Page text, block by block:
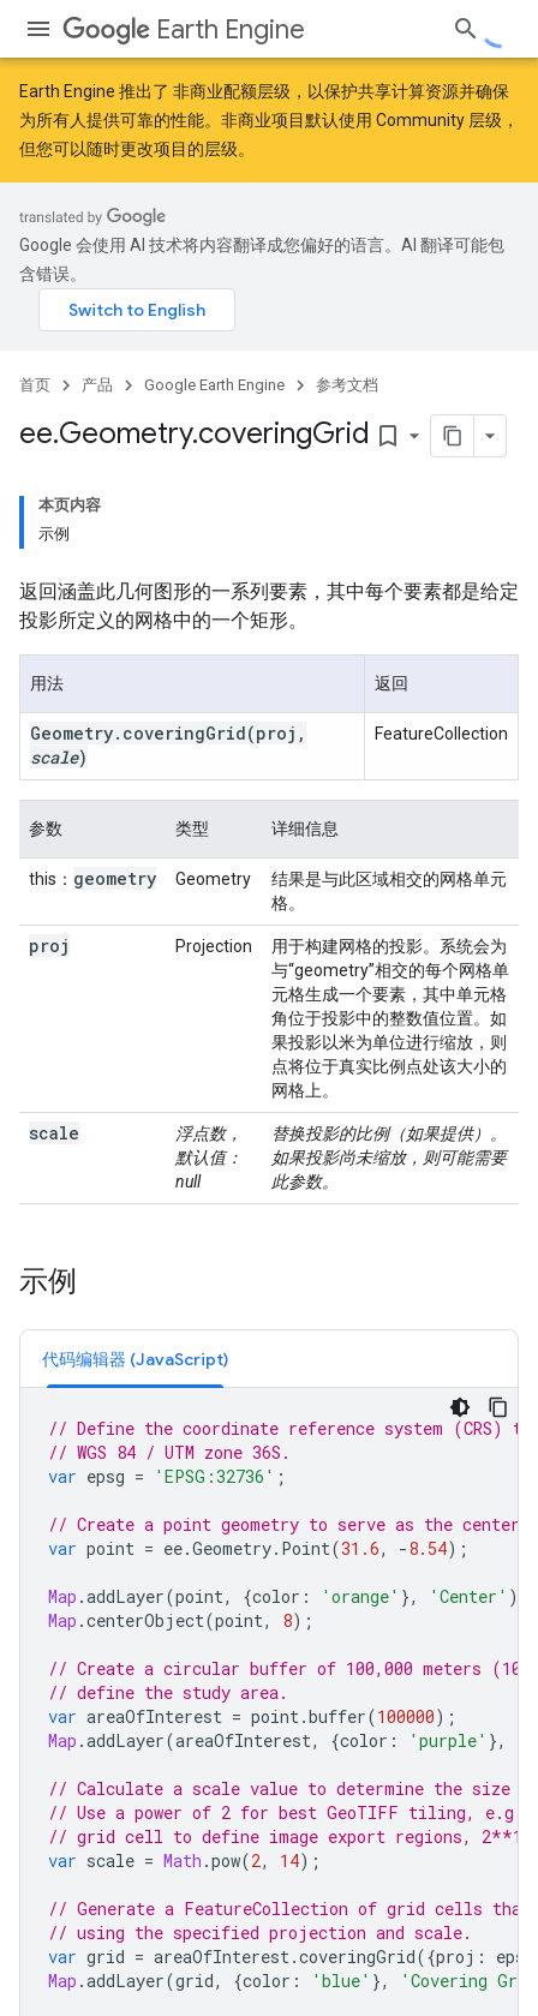
Earth Engine
Earth Engine 推出了 非商业配额层级 ，以保护共享计算资源并确保
为所有人提供可靠的性能。非商业项目默认使用 Community 层级，
但您可以随时更改项目的层级。
Google 会使用 AI 技术将内容翻译成您偏好的语言。AI 翻译可能包
含错误。
首页 产品 Google Earth Engine 参考文档
ee.Geometry.coveringGrid bookmark_border
本页内容
示例
返回涵盖此几何图形的一系列要素，其中每个要素都是给定
投影所定义的网格中的一个矩形。
用法 返回
Geometry. coveringGrid(proj ,
scale)
FeatureCollection
参数 类型 详细信息
this： geometry Geometry
结果是与此区域相交的网格单元
格。
proj Projection
用于构建网格的投影。系统会为
与“geometry”相交的每个网格单
元格生成一个要素，其中单元格
角位于投影中的整数值位置。如
果投影以米为单位进行缩放，则
点将位于真实比例点处该大小的
网格上。
scale
浮点数，
默认值：
null
替换投影的比例（如果提供）。
如果投影尚未缩放，则可能需要
此参数。
示例
代码编辑器 (JavaScript)
// Define the coordinate reference system (CRS)
// WGS 84 / UTM zone 36S.
var epsg = 'EPSG:32736' ;
// Create a point geometry to serve as the center
var point = ee.Geometry. Point(31.6, -8.54);
Map .addLayer(point, {color : 'orange' }, 'Center' );
Map .centerObject(point, 8);
// Create a circular buffer of 100,000 meters
// define the study area.
var areaOfInterest = point.buffer(100000);
Map .addLayer(areaOfInterest, {color : 'purple' },
// Calculate a scale value to determine the size
// Use a power of 2 for best GeoTIFF tiling,
// grid cell to define image export regions, 2**14
var scale = Math .pow(2, 14);
// Generate a FeatureCollection of grid cells that
// using the specified projection and scale.
var grid = areaOfInterest.coveringGrid({proj : epsg
Map .addLayer(grid, {color : 'blue' }, 'Covering